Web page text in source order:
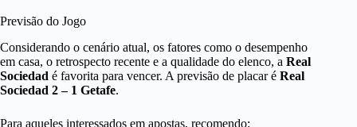
Previsão do Jogo
Considerando o cenário atual, os fatores como o desempenho
em casa, o retrospecto recente e a qualidade do elenco, a Real
Sociedad é favorita para vencer. A previsão de placar é Real
Sociedad 2 – 1 Getafe.
Para aqueles interessados em apostas, recomendo: